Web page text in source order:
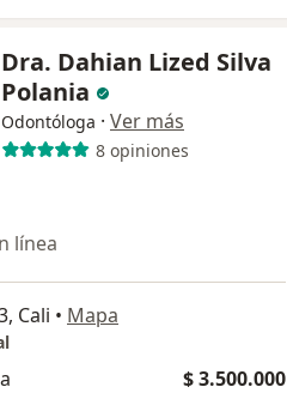
Dra. Dahian Lized Silva
Polania
Odontóloga · Ver más
8 opiniones
línea
Cali • Mapa
$ 3.500.000